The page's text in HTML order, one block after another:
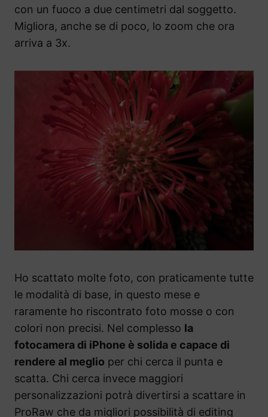
con un fuoco a due centimetri dal soggetto.
Migliora, anche se di poco, lo zoom che ora
arriva a 3x.
Ho scattato molte foto, con praticamente tutte
le modalità di base, in questo mese e
raramente ho riscontrato foto mosse o con
colori non precisi. Nel complesso la
fotocamera di iPhone è solida e capace di
rendere al meglio per chi cerca il punta e
scatta. Chi cerca invece maggiori
personalizzazioni potrà divertirsi a scattare in
ProRaw che da migliori possibilità di editing